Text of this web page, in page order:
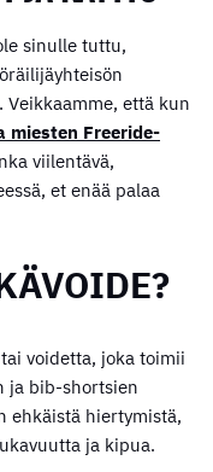
sinulle tuttu,
että kun
miesten Freeride-
viilentävä,
et enää palaa
voidetta, joka toimii
ja bib-shortsien
ehkäistä hiertymistä,
ja kipua.